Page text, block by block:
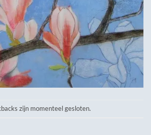
zijn momenteel gesloten.